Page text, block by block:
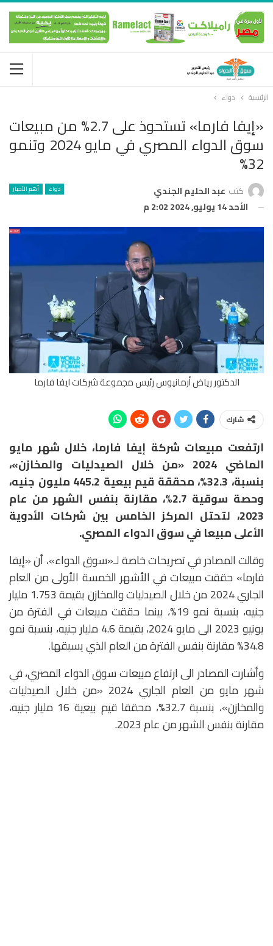
الرئيسية دواء
«إيفا فارما» تستحوذ على 2.7% من مبيعات
سوق الدواء المصري في مايو 2024 وتنمو
32%
دواء أهم الأخبار كتب عبد الحليم الجندي
الأحد 14 يوليو, 2024 2:02 م
الدكتور رياض أرمانيوس رئيس مجموعة شركات ايفا فارما
شارك
ارتفعت مبيعات شركة إيفا فارما، خلال شهر مايو
الماضي 2024 «من خلال الصيدليات والمخازن»،
بنسبة، 32.3%، محققة قيم بيعية 445.2 مليون جنيه،
وحصة سوقية 2.7%، مقارنة بنفس الشهر من عام
2023، لتحتل المركز الخامس بين شركات الأدوية
الأعلى مبيعا في سوق الدواء المصري.
وقالت المصادر في تصريحات خاصة لـ«سوق الدواء»، أن «إيفا
فارما» حققت مبيعات في الأشهر الخمسة الأولى من العام
الجاري 2024 من خلال الصيدليات والمخازن بقيمة 1.753 مليار
جنيه، بنسبة نمو 19%، بينما حققت مبيعات في الفترة من
يونيو 2023 الى مايو 2024، بقيمة 4.6 مليار جنيه، بنسبة نمو
34.8% مقارنة بنفس الفترة من العام الذي يسبقها.
وأشارت المصادر الى ارتفاع مبيعات سوق الدواء المصري، في
شهر مايو من العام الجاري 2024 «من خلال الصيدليات
والمخازن»، بنسبة 32.7%، محققا قيم بيعية 16 مليار جنيه،
مقارنة بنفس الشهر من عام 2023.